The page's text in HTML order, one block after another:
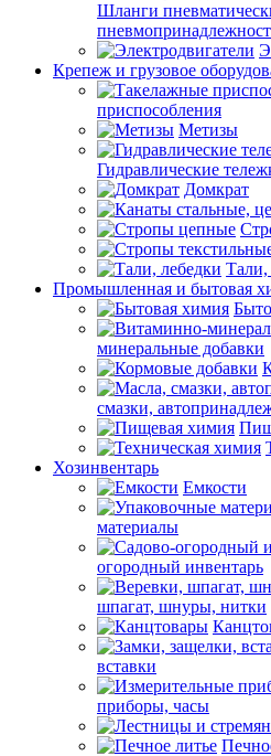
Шланги
Крепеж и грузовое
приспособления
Метизы
Гидравлические
Домкрат
Тали,
Промышленная и бытовая
минеральные добавки
смазки,
Хозинвентарь
Емкости
материалы
огородный инвентарь
шпагат, шнуры, нитки
вставки
приборы, часы